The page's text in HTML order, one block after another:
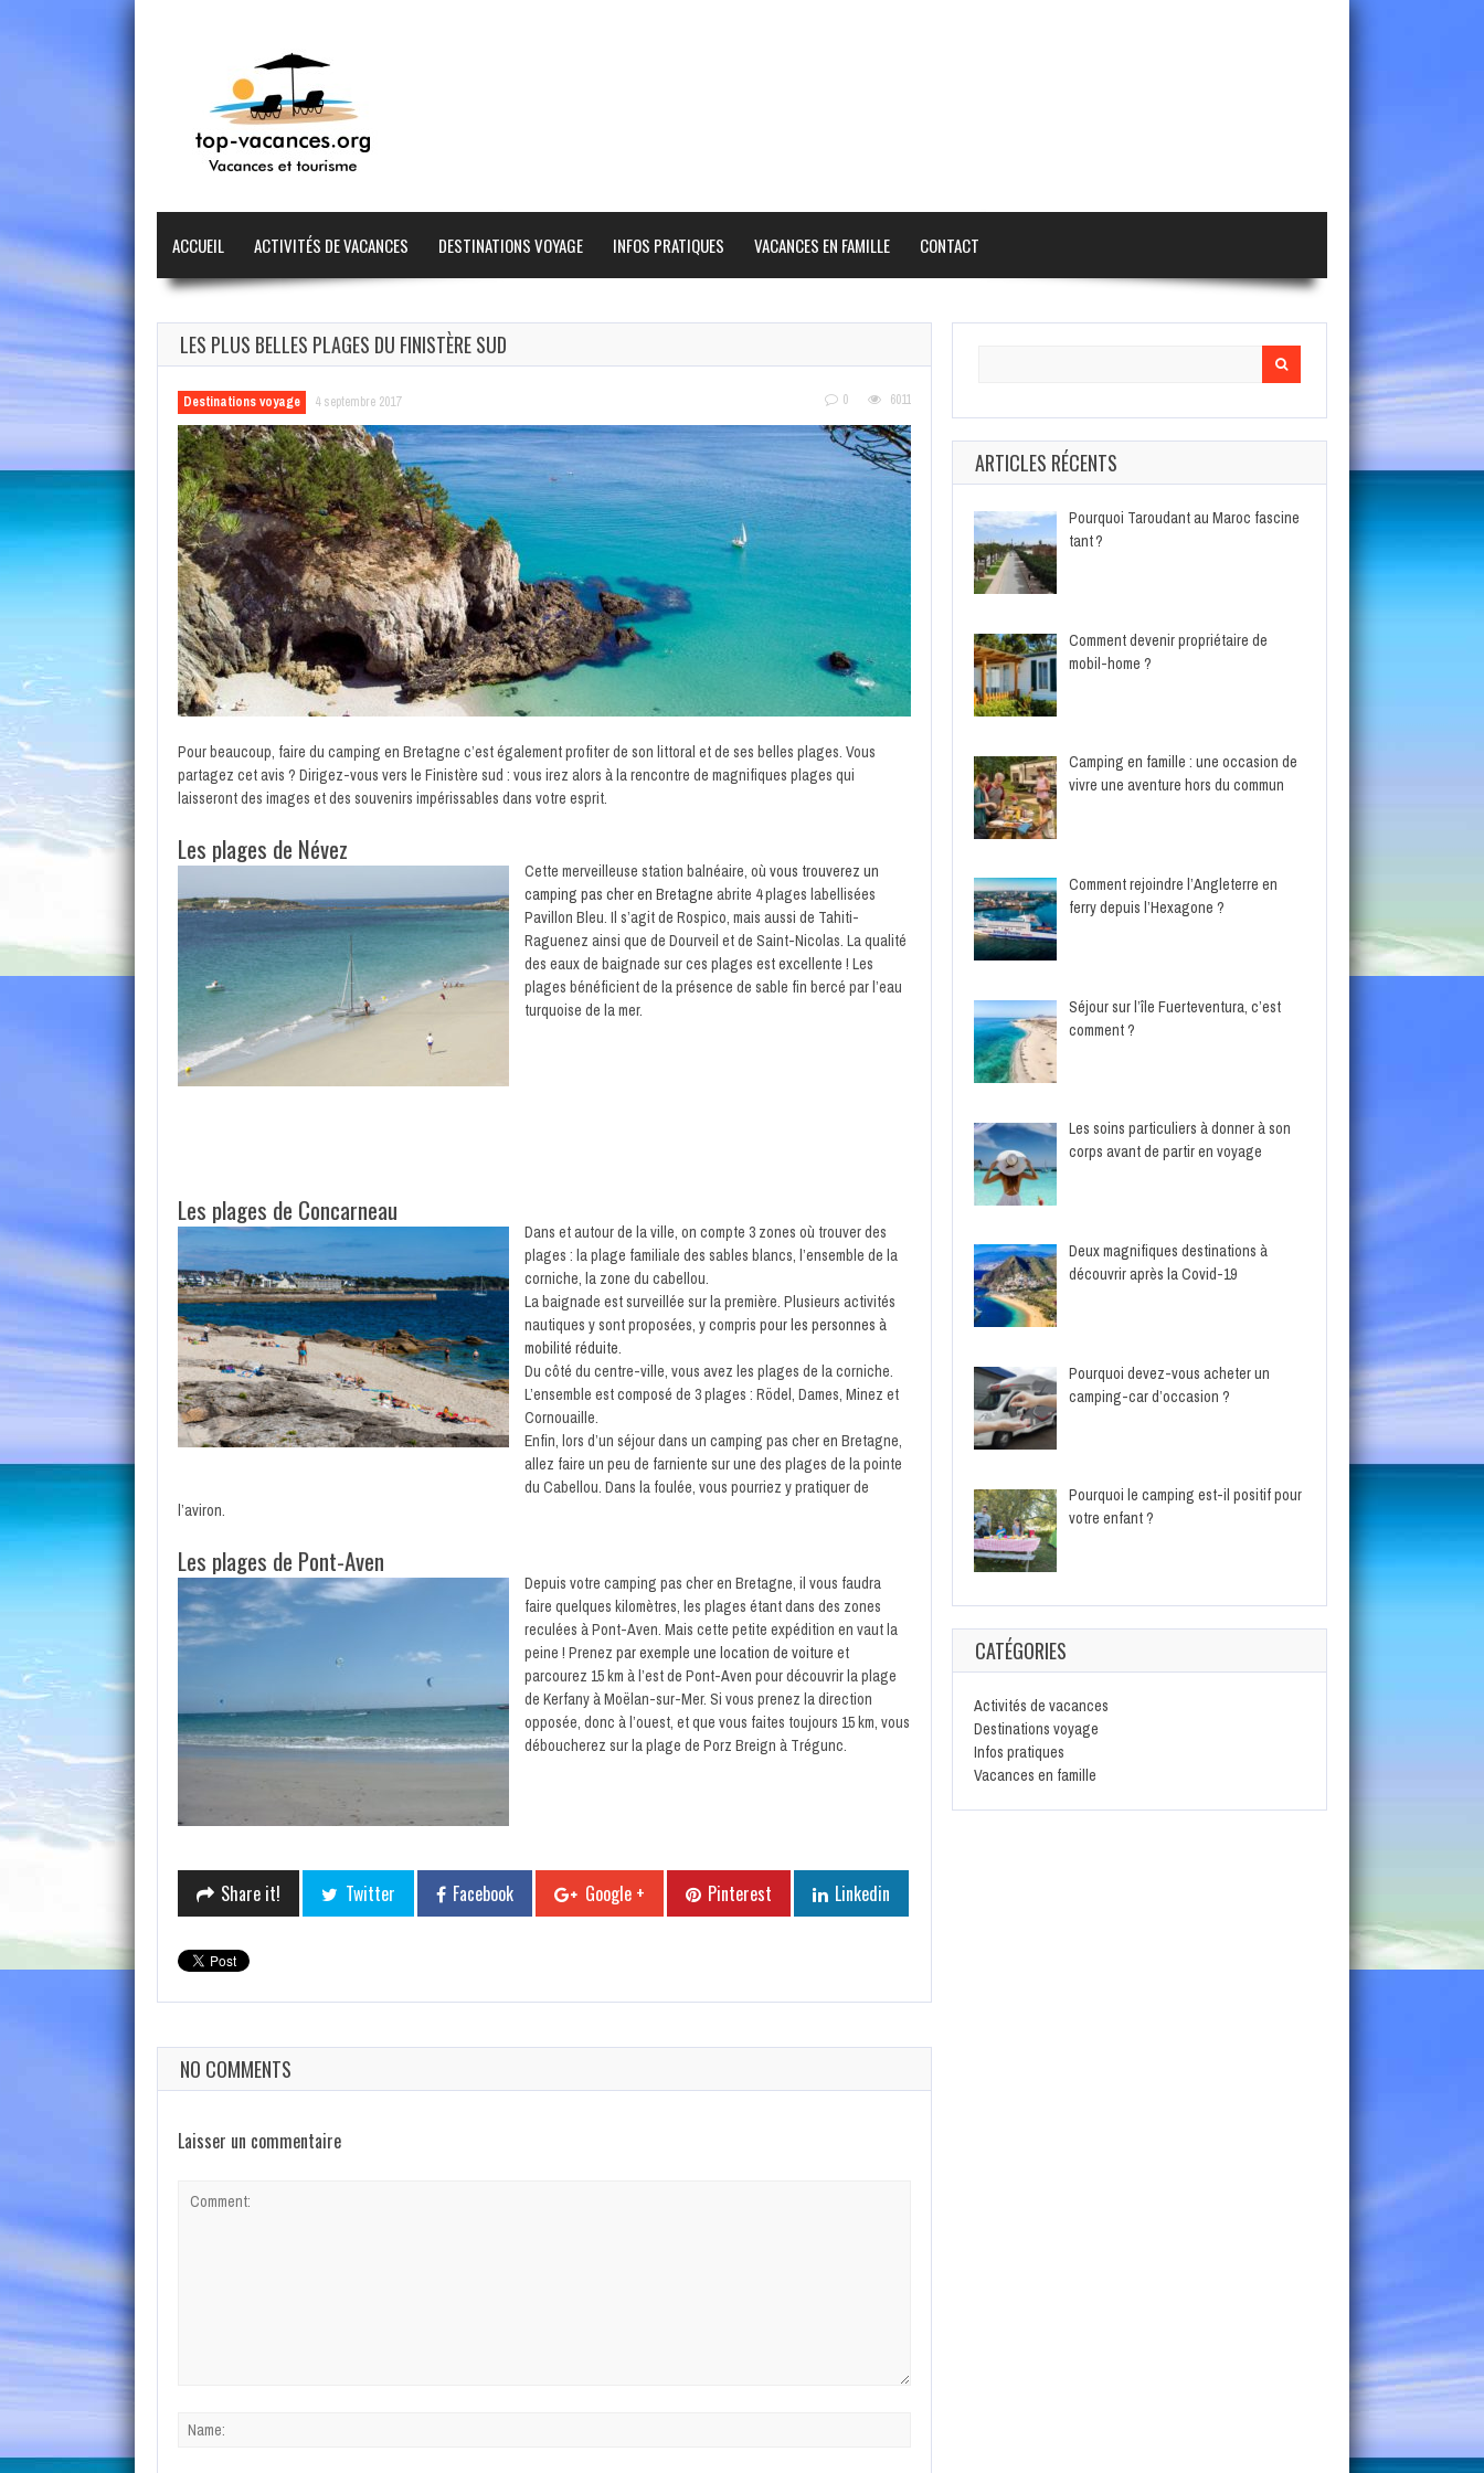
ACCUEIL ACTIVITÉS DE VACANCES DESTINATIONS VOYAGE INFOS PRATIQUES VACANCES EN FAMILLE CONTACT
LES PLUS BELLES PLAGES DU FINISTÈRE SUD
Destinations voyage 4 septembre 2017 0 6011
Pour beaucoup, faire du camping en Bretagne c’est également profiter de son littoral et de ses belles plages. Vous
partagez cet avis ? Dirigez-vous vers le Finistère sud : vous irez alors à la rencontre de magnifiques plages qui
laisseront des images et des souvenirs impérissables dans votre esprit.
Les plages de Névez
Cette merveilleuse station balnéaire, où vous trouverez un
camping pas cher en Bretagne abrite 4 plages labellisées
Pavillon Bleu. Il s’agit de Rospico, mais aussi de Tahiti-
Raguenez ainsi que de Dourveil et de Saint-Nicolas. La qualité
des eaux de baignade sur ces plages est excellente ! Les
plages bénéficient de la présence de sable fin bercé par l’eau
turquoise de la mer.
Les plages de Concarneau
Dans et autour de la ville, on compte 3 zones où trouver des
plages : la plage familiale des sables blancs, l’ensemble de la
corniche, la zone du cabellou.
La baignade est surveillée sur la première. Plusieurs activités
nautiques y sont proposées, y compris pour les personnes à
mobilité réduite.
Du côté du centre-ville, vous avez les plages de la corniche.
L’ensemble est composé de 3 plages : Rödel, Dames, Minez et
Cornouaille.
Enfin, lors d’un séjour dans un camping pas cher en Bretagne,
allez faire un peu de farniente sur une des plages de la pointe
du Cabellou. Dans la foulée, vous pourriez y pratiquer de
l’aviron.
Les plages de Pont-Aven
Depuis votre camping pas cher en Bretagne, il vous faudra
faire quelques kilomètres, les plages étant dans des zones
reculées à Pont-Aven. Mais cette petite expédition en vaut la
peine ! Prenez par exemple une location de voiture et
parcourez 15 km à l’est de Pont-Aven pour découvrir la plage
de Kerfany à Moëlan-sur-Mer. Si vous prenez la direction
opposée, donc à l’ouest, et que vous faites toujours 15 km, vous
déboucherez sur la plage de Porz Breign à Trégunc.
Share it! Twitter Facebook Google + Pinterest Linkedin
NO COMMENTS
Laisser un commentaire
ARTICLES RÉCENTS
Pourquoi Taroudant au Maroc fascine
tant ?
Comment devenir propriétaire de
mobil-home ?
Camping en famille : une occasion de
vivre une aventure hors du commun
Comment rejoindre l’Angleterre en
ferry depuis l’Hexagone ?
Séjour sur l’île Fuerteventura, c’est
comment ?
Les soins particuliers à donner à son
corps avant de partir en voyage
Deux magnifiques destinations à
découvrir après la Covid-19
Pourquoi devez-vous acheter un
camping-car d’occasion ?
Pourquoi le camping est-il positif pour
votre enfant ?
CATÉGORIES
Activités de vacances
Destinations voyage
Infos pratiques
Vacances en famille